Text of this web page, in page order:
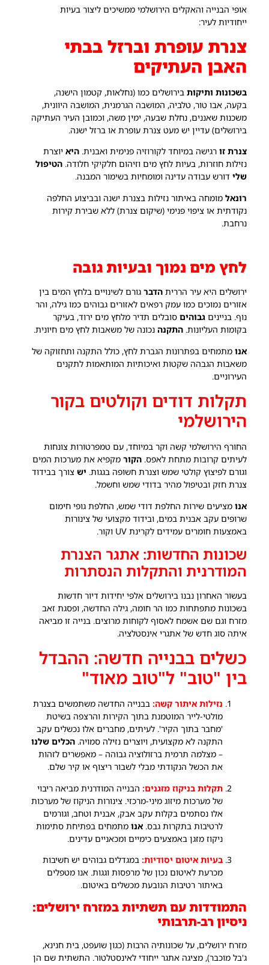
אופי הבנייה והאקלים הירושלמי ממשיכים ליצור בעיות
ייחודיות לעיר:
צנרת עופרת וברזל בבתי
האבן העתיקים
בשכונות ותיקותבירושלים כמו (נחלאות, קטמון הישנה,
בקעה, אבו טור, טלביה, המושבה הגרמנית, המושבה היוונית,
משכנות שאננים, נחלת שבעה, ימין משה, וכמובן העיר העתיקה
בירושלים) עדיין יש מעט צנרת עופרת או ברזל ישנה.
צנרת זורגישה במיוחד לקורוזיה פנימית ואבנית. היאיוצרת
נזילות חוזרות, בעיות לחץ מים וזיהום חלקיקי חלודה. הטיפול
שלידורש עבודה עדינה ומומחיות בשימור המבנה.
רונאלמומחה באיתור נזילות בצנרת ישנה ובביצוע החלפה
נקודתית או ציפוי פנימי (שיקום צנרת) ללא שבירת קירות
נרחבת.
לחץ מים נמוך ובעיות גובה
ירושלים היא עיר הררית הדברגורם לשינויים בלחץ המים בין
אזורים נמוכים כמו עמק רפאים לאזורים גבוהים כמו גילה, והר
נוף. בנייניםגבוהיםסובלים תדיר מלחץ מים ירוד, בעיקר
בקומות העליונות. התקנהנכונה של משאבות לחץ מים חיונית.
אנומתמחים בפתרונות הגברת לחץ, כולל התקנה ותחזוקה של
משאבות הגבהה שקטות ואיכותיות המותאמות לתקנים
העירוניים.
תקלות דודים וקולטים בקור
הירושלמי
החורף הירושלמי קשה וקר במיוחד, עם טמפרטורות צונחות
לעיתים קרובות מתחת לאפס. הקורמקפיא את מערכות המים
וגורם לפיצוץ קולטי שמש וצנרת חשופה בגגות. ישצורך בבידוד
צנרת חזק ובטיפול מהיר בדודי שמש וחשמל.
אנומציעים שירות החלפת דודי שמש, החלפת גופי חימום
שרופים עקב אבנית במים, ובידוד מקצועי של צינורות
באמצעות חומרים עמידים לקרינת UV וקור.
שכונות החדשות: אתגר הצנרת
המודרנית והתקלות הנסתרות
בעשור האחרון נבנו בירושלים אלפי יחידות דיור חדשות
בשכונות מתפתחות כמו הר חומה, גילה החדשה, ופסגת זאב
מזרח וגם שם אשמח לאסוף לקוחות מרוצים. בנייה זו מביאה
איתה סוג חדש של אתגרי אינסטלציה.
כשלים בבנייה חדשה: ההבדל
בין "טוב" ל"טוב מאוד"
נזילות איתור קשה:בבנייה החדשה משתמשים בצנרת
מולטי-לייר המוטמנת בתוך הקירות והרצפה בשיטת
'מחבר בתוך הקיר'. לעיתים, מחברים אלו נכשלים עקב
התקנה לא מקצועית, ויוצרים נזילה סמויה. הכלים שלנו
– מצלמה תרמית ברזולוציה גבוהה – מאפשרים לזהות
את הכשל הנקודתי מבלי לשבור ריצוף או קיר שלם.
תקלות בניקוז מזגנים:הבנייה המודרנית מביאה ריבוי
של מערכות מיזוג מיני-מרכזי. צינורות הניקוז של מערכות
אלו נסתמים בקלות עקב אבק, אבנית וטחב, וגורמים
לרטיבות בתקרות גבס. אנומתמחים בפתיחת סתימות
ניקוז מזגן באמצעים כימיים ומכאניים עדינים.
בעיות איטום יסודיות:במגדלים גבוהים יש חשיבות
מכרעת לאיטום נכון של מרפסות וגגות. אנו מטפלים
באיתור רטיבות הנובעת מכשלים באיטום.
התמודדות עם תשתיות במזרח ירושלים:
ניסיון רב-תרבותי
מזרח ירושלים, על שכונותיה הרבות (כגון שועפט, בית חנינא,
ג'בל מוכבר), מציגה אתגר ייחודי לאינסטלטור. התשתית שם הן